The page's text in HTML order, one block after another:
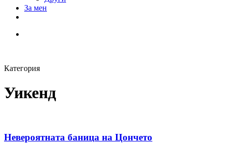
За мен
Категория
Уикенд
Невероятната баница на Цончето